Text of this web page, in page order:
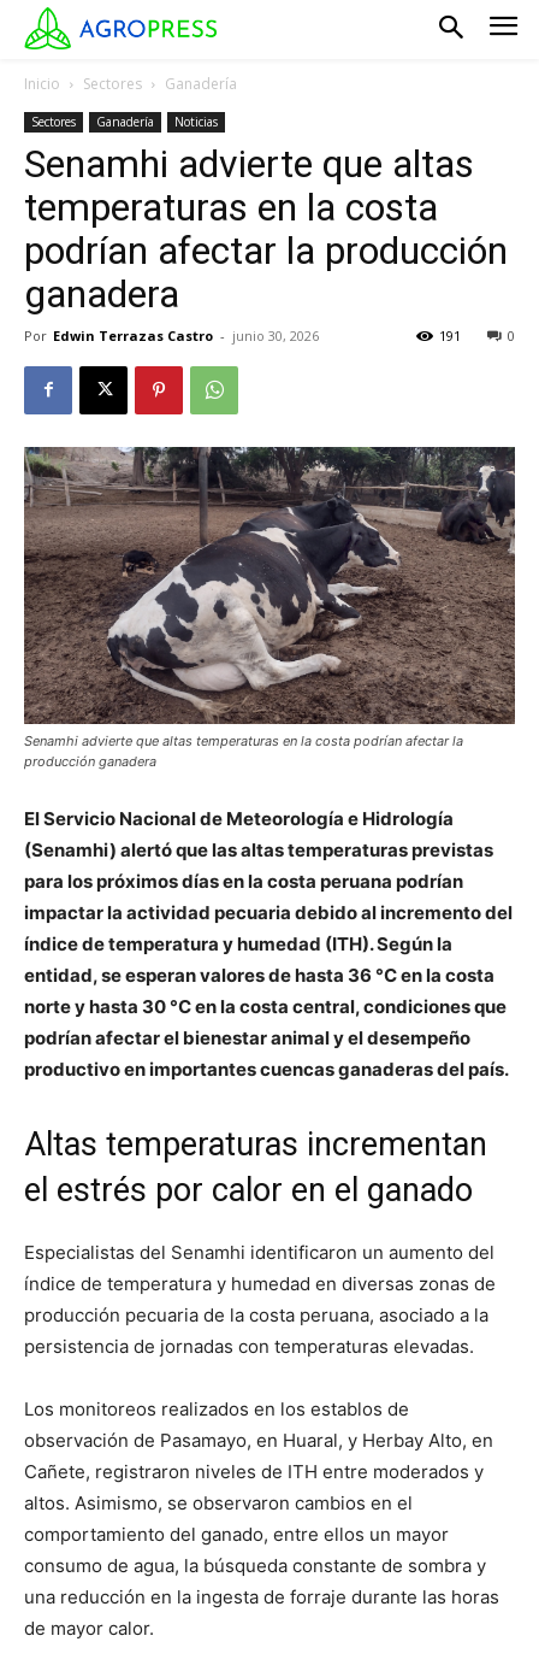
Inicio Sectores Ganadería
Sectores Ganadería Noticias
Senamhi advierte que altas
temperaturas en la costa
podrían afectar la producción
ganadera
Por Edwin Terrazas Castro - junio 30, 2026 0
191
Senamhi advierte que altas temperaturas en la costa podrían afectar la
producción ganadera
El Servicio Nacional de Meteorología e Hidrología
(Senamhi) alertó que las altas temperaturas previstas
para los próximos días en la costa peruana podrían
impactar la actividad pecuaria debido al incremento del
índice de temperatura y humedad (ITH). Según la
entidad, se esperan valores de hasta 36 °C en la costa
norte y hasta 30 °C en la costa central, condiciones que
podrían afectar el bienestar animal y el desempeño
productivo en importantes cuencas ganaderas del país.
Altas temperaturas incrementan
el estrés por calor en el ganado
Especialistas del Senamhi identificaron un aumento del
índice de temperatura y humedad en diversas zonas de
producción pecuaria de la costa peruana, asociado a la
persistencia de jornadas con temperaturas elevadas.
Los monitoreos realizados en los establos de
observación de Pasamayo, en Huaral, y Herbay Alto, en
Cañete, registraron niveles de ITH entre moderados y
altos. Asimismo, se observaron cambios en el
comportamiento del ganado, entre ellos un mayor
consumo de agua, la búsqueda constante de sombra y
una reducción en la ingesta de forraje durante las horas
de mayor calor.